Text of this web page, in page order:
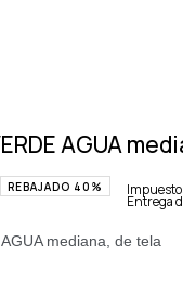
AGUA
REBAJADO 40%
Entrega
mediana, de tela